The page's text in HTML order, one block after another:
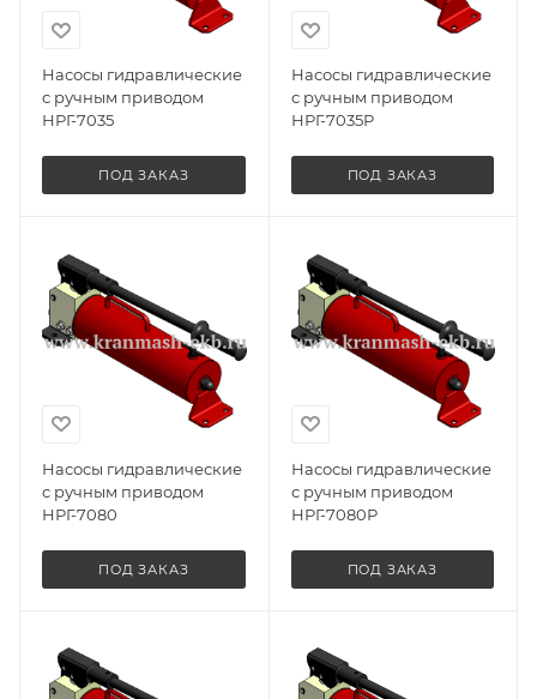
Насосы гидравлические
с ручным приводом
НРГ-7035
ПОД ЗАКАЗ
Насосы гидравлические
с ручным приводом
НРГ-7035Р
ПОД ЗАКАЗ
Насосы гидравлические
с ручным приводом
НРГ-7080
ПОД ЗАКАЗ
Насосы гидравлические
с ручным приводом
НРГ-7080Р
ПОД ЗАКАЗ